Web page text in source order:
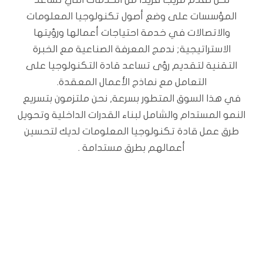
المؤسسات على وضع أصول تكنولوجيا المعلومات
والاتصالات في خدمة احتياجات أعمالها ورؤيتها
الاستراتيجية; ندمج المعرفة الصناعية مع الخبرة
التقنية لتقديم رؤى تساعد قادة التكنولوجيا على
التعامل مع نماذج الأعمال المعقدة.
في هذا السوق المتطور بسرعة, نحن ملتزمون بتسريع
النمو المستدام والشامل لبناء القدرات الداخلية وتحويل
طرق عمل قادة تكنولوجيا المعلومات لديك لتحسين
أعمالهم بطرق مستدامة .